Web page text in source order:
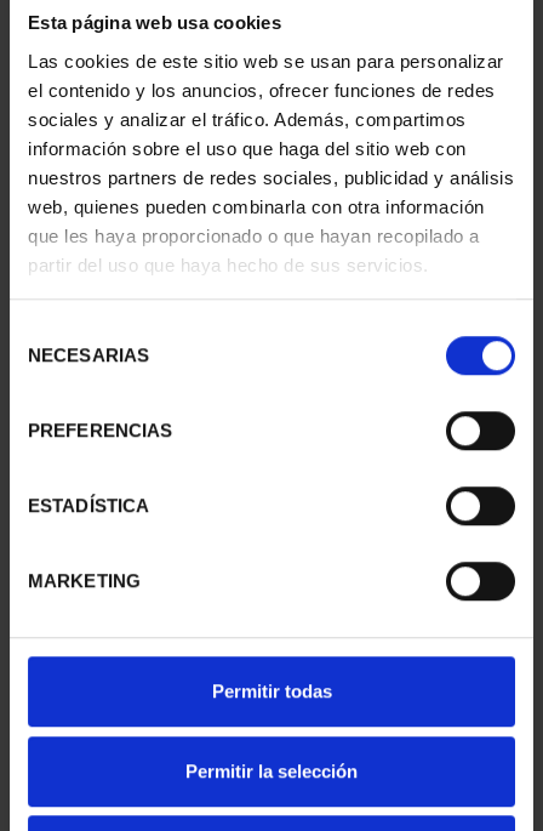
Esta página web usa cookies
Las cookies de este sitio web se usan para personalizar
el contenido y los anuncios, ofrecer funciones de redes
sociales y analizar el tráfico. Además, compartimos
información sobre el uso que haga del sitio web con
nuestros partners de redes sociales, publicidad y análisis
web, quienes pueden combinarla con otra información
que les haya proporcionado o que hayan recopilado a
partir del uso que haya hecho de sus servicios.
NECESARIAS
PREFERENCIAS
ESTADÍSTICA
MARKETING
Permitir todas
Permitir la selección
SUSCRIPCIÓN
CAPITALES DE
PROVINCIA 1
949,00 €
Sólo para usuarios
registrados
SUSCRIPCIÓN
CAPITALES DE
PROVINCIA 2
949,00 €
Sólo para usuarios
registrados
PROVINCIA 3
registrados
PROVINCIA 4
registrados